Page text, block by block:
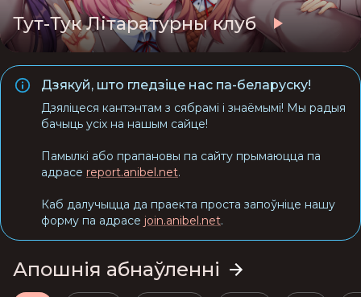
Тут-Тук Літаратурны клуб
Дзякуй, што гледзіце нас па-беларуску!
Дзяліцеся кантэнтам з сябрамі і знаёмымі! Мы радыя
бачыць усіх на нашым сайце!
Памылкі або прапановы па сайту прымаюцца па
адрасе report.anibel.net.
Каб далучыцца да праекта проста запоўніце нашу
форму па адрасе join.anibel.net.
Апошнія абнаўленні